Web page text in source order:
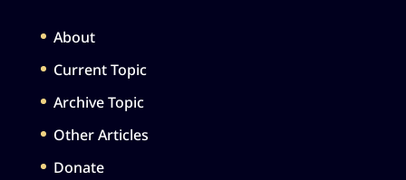
About
Current Topic
Archive Topic
Other Articles
Donate